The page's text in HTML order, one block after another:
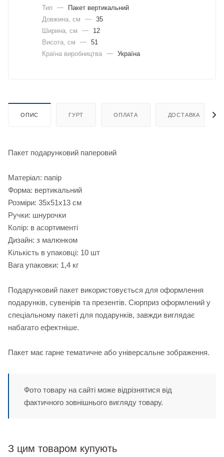
Тип
—
Пакет вертикальний
Довжина, cм
— 35
Ширина, cм
—
12
Висота, см
— 51
Країна виробництва — Україна
ОПИС ГУРТ ОПЛАТА ДОСТАВКА
Пакет подарунковий паперовий
Матеріал: папір
Форма: вертикальний
Розміри: 35х51х13 см
Ручки: шнурочки
Колір: в асортименті
Дизайн: з малюнком
Кількість в упаковці: 10 шт
Вага упаковки: 1,4 кг
Подарунковий пакет використовується для оформлення
подарунків, сувенірів та презентів. Сюрприз оформлений у
спеціальному пакеті для подарунків, завжди виглядає
набагато ефектніше.
Пакет має гарне тематичне або універсальне зображення.
Фото товару на сайті може відрізнятися від
фактичного зовнішнього вигляду товару.
З цим товаром купують